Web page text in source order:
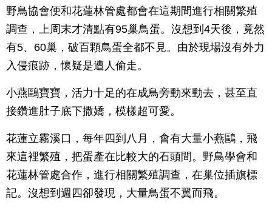
野鳥協會便和花蓮林管處都會在這期間進行相關繁殖
調查，上周末才清點有95巢鳥蛋。沒想到4天後，竟然
有5、60巢，破百顆鳥蛋全都不見。由於現場沒有外力
入侵痕跡，懷疑是遭人偷走。
小燕鷗寶寶，活力十足的在成鳥旁動來動去，甚至直
接鑽進肚子底下撒嬌，模樣超可愛。
花蓮立霧溪口，每年四到八月，會有大量小燕鷗，飛
來這裡繁殖，把蛋產在比較大的石頭間。野鳥學會和
花蓮林管處合作，進行相關繁殖調查，在巢位插旗標
記。沒想到週四卻發現，大量鳥蛋不翼而飛。